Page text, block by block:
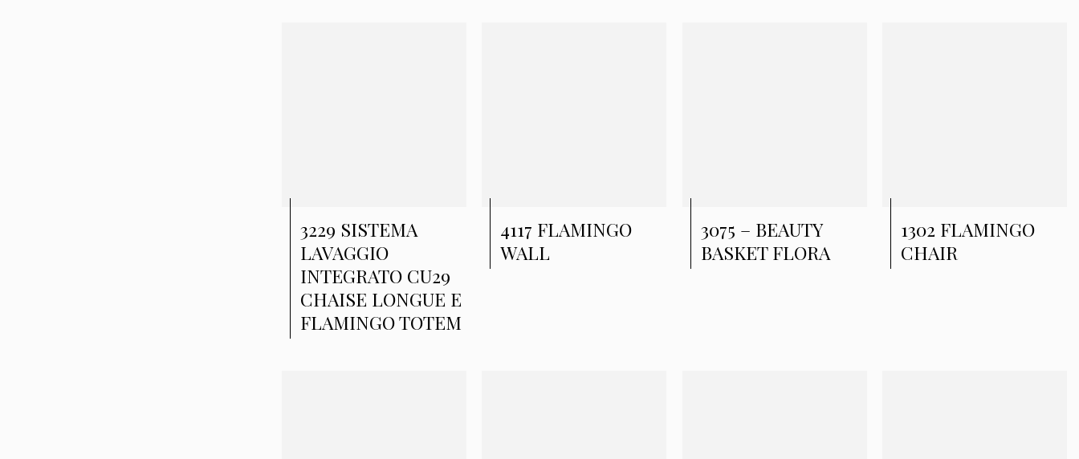
3229 SISTEMA
LAVAGGIO
INTEGRATO CU29
CHAISE LONGUE E
FLAMINGO TOTEM
4117 FLAMINGO
WALL
3075 – BEAUTY
BASKET FLORA
1302 FLAMINGO
CHAIR